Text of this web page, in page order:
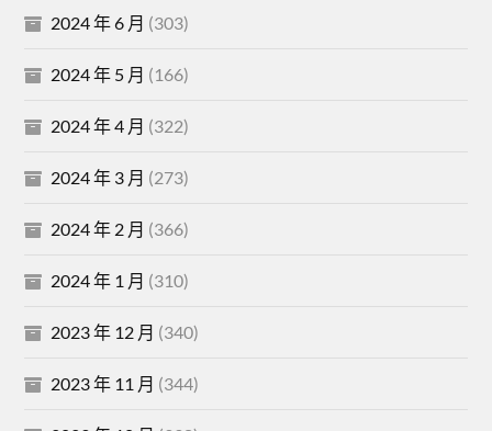
2024 年 6 月 (303)
2024 年 5 月 (166)
2024 年 4 月 (322)
2024 年 3 月 (273)
2024 年 2 月 (366)
2024 年 1 月 (310)
2023 年 12 月 (340)
2023 年 11 月 (344)